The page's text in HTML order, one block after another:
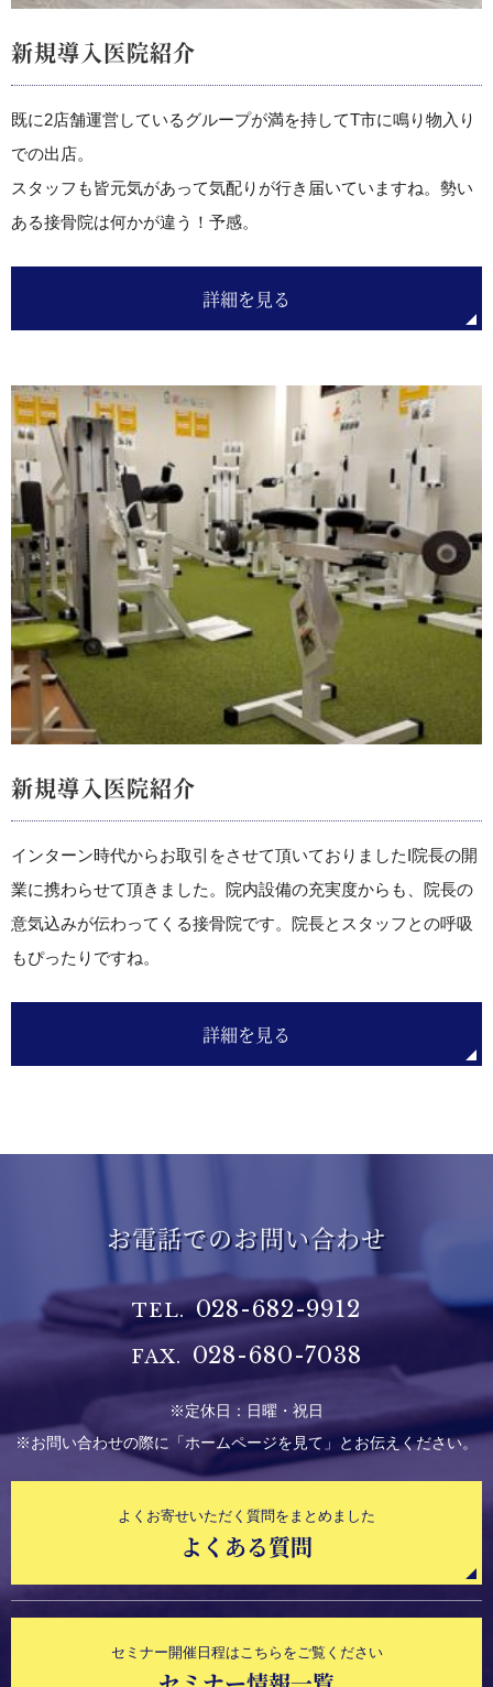
新規導入医院紹介
既に2店舗運営しているグループが満を持してT市に鳴り物入り
での出店。
スタッフも皆元気があって気配りが行き届いていますね。勢い
ある接骨院は何かが違う！予感。
詳細を見る
新規導入医院紹介
インターン時代からお取引をさせて頂いておりましたI院長の開
業に携わらせて頂きました。院内設備の充実度からも、院長の
意気込みが伝わってくる接骨院です。院長とスタッフとの呼吸
もぴったりですね。
詳細を見る
お電話でのお問い合わせ
TEL. 028-682-9912
FAX. 028-680-7038
※定休日：日曜・祝日
※お問い合わせの際に「ホームページを見て」とお伝えください。
よくお寄せいただく質問をまとめました
よくある質問
セミナー開催日程はこちらをご覧ください